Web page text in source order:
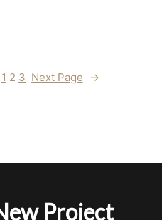
1 2 3 Next Page →
Project